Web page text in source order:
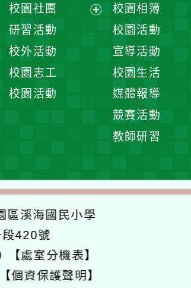
校園社團
研習活動
校外活動
校園志工
校園活動
校園相簿
校園活動
宣導活動
校園生活
媒體報導
競賽活動
教師研習
區溪海國民小學
420號
【處室分機表】
【個資保護聲明】